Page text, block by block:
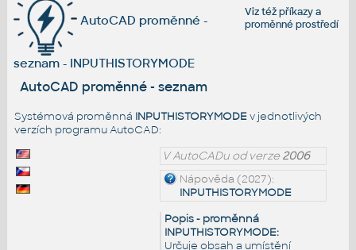
Viz téžpříkazya
proměnné prostředí
AutoCAD proměnné -
seznam - INPUTHISTORYMODE
AutoCAD proměnné - seznam
Systémová proměnná INPUTHISTORYMODEv jednotlivých
verzích programu AutoCAD:
V AutoCADu od verze2006
Nápověda (2027):
INPUTHISTORYMODE
Popis - proměnná
INPUTHISTORYMODE:
Určuje obsah a umístění